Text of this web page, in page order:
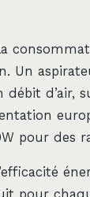
Un
d’air,
pour des